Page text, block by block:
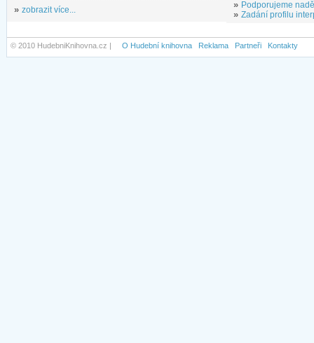
» zobrazit více... » Podporujeme
» Zadání profilu
© 2010 HudebniKnihovna.cz | O Hudební knihovna Reklama Partneři Kontakty